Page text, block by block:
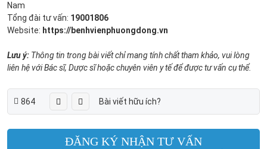
Nam
Tổng đài tư vấn: 19001806
Website: https://benhvienphuongdong.vn
Lưu ý: Thông tin trong bài viết chỉ mang tính chất tham khảo, vui lòng
liên hệ với Bác sĩ, Dược sĩ hoặc chuyên viên y tế để được tư vấn cụ thể.
864 Bài viết hữu ích?
ĐĂNG KÝ NHẬN TƯ VẤN